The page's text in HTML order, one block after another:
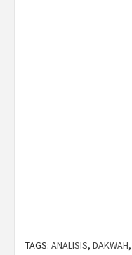
TAGS: ANALISIS, DAKWAH,